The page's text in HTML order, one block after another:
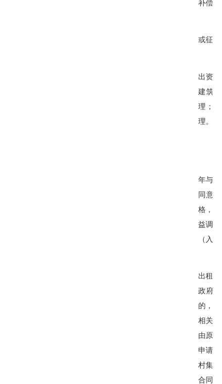
补偿。
或征
出资
建筑
理；
理。
年与
同意
格，
益调
（入
出租
政府
的，
相关
由原
申请
村集
合同。